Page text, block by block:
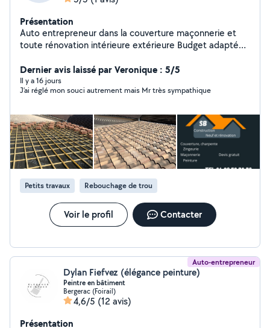
Présentation
Auto entrepreneur dans la couverture maçonnerie et
toute rénovation intérieure extérieure Budget adapté
future projet neuf ou rénovation je suis à l'écoute
Dernier avis laissé par Veronique : 5/5
Il y a 16 jours
J’ai réglé mon souci autrement mais Mr très sympathique
Petits travaux Rebouchage de trou
Voir le profil Contacter
Auto-entrepreneur
Dylan Fiefvez (élégance peinture)
Peintre en bâtiment
Bergerac (Foirail)
4,6/5 (12 avis)
Présentation